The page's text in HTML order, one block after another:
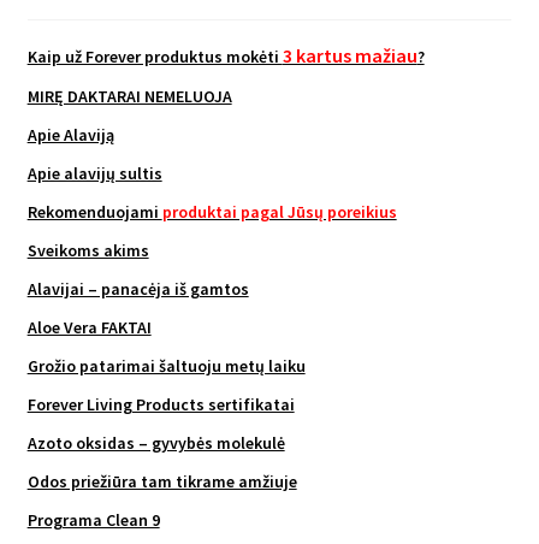
Kaip už Forever produktus mokėti 3 kartus mažiau?
MIRĘ DAKTARAI NEMELUOJA
Apie Alaviją
Apie alavijų sultis
Rekomenduojami produktai pagal Jūsų poreikius
Sveikoms akims
Alavijai – panacėja iš gamtos
Aloe Vera FAKTAI
Grožio patarimai šaltuoju metų laiku
Forever Living Products sertifikatai
Azoto oksidas – gyvybės molekulė
Odos priežiūra tam tikrame amžiuje
Programa Clean 9